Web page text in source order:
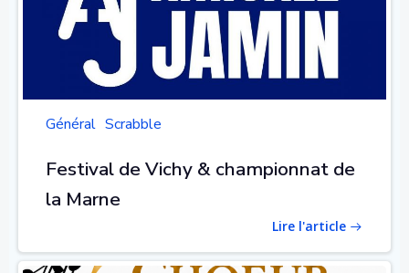
Général Scrabble
Festival de Vichy & championnat de
la Marne
Lire l'article